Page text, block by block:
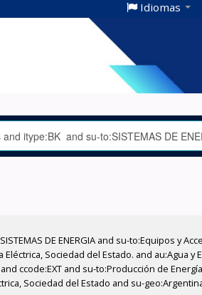
Idiomas
DE ENERGIA and su-to:Equipos y
Sociedad del Estado. and au:Agua y
ccode:EXT and su-to:Producción de
Sociedad del Estado and su-